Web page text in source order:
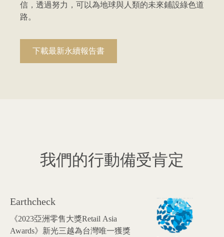
信，透過努力，可以為地球與人類的未來鋪設綠色道
路。
下載最新永續報告書
我們的行動備受肯定
Earthcheck
《2023亞洲零售大獎Retail Asia
Awards》新光三越為台灣唯一獲獎